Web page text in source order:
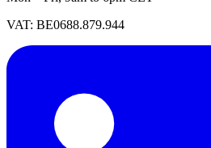
VAT: BE0688.879.944